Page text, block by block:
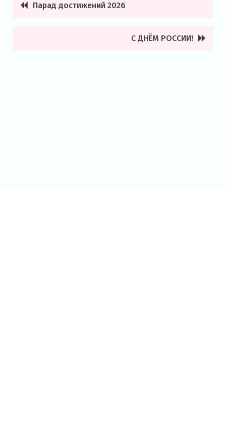
Навигация
Парад достижений 2026
С ДНЁМ РОССИИ!